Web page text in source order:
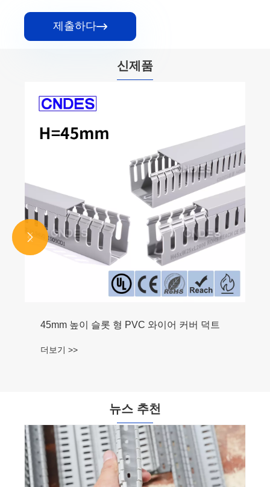
제출하다
신제품
더보기 >>


뉴스 추천
분리된 케이블 채널이란 무엇이며 현대 전기
배선 시스템에 필수적인 이유는 무엇입니까?